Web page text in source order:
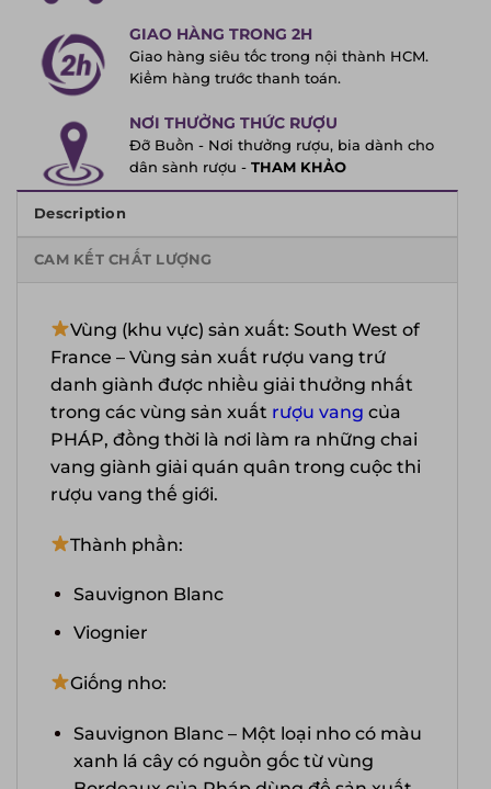
GIAO HÀNG TRONG 2H
Giao hàng siêu tốc trong nội thành HCM.
Kiểm hàng trước thanh toán.
NƠI THƯỞNG THỨC RƯỢU
Đỡ Buồn - Nơi thưởng rượu, bia dành cho
dân sành rượu - THAM KHẢO
Description
CAM KẾT CHẤT LƯỢNG
Vùng (khu vực) sản xuất: South West of
France – Vùng sản xuất rượu vang trứ
danh giành được nhiều giải thưởng nhất
trong các vùng sản xuất rượu vang của
PHÁP, đồng thời là nơi làm ra những chai
vang giành giải quán quân trong cuộc thi
rượu vang thế giới.
Thành phần:
Sauvignon Blanc
Viognier
Giống nho:
Sauvignon Blanc – Một loại nho có màu
xanh lá cây có nguồn gốc từ vùng